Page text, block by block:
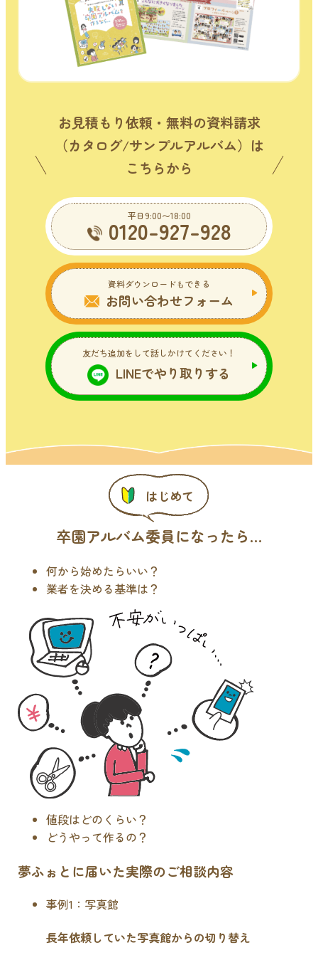
お見積もり依頼・無料の資料請求
（カタログ/サンプルアルバム）は
こちらから
平日9:00〜18:00
0120-927-928
資料ダウンロードもできる
お問い合わせフォーム
友だち追加をして話しかけてください！
LINEでやり取りする
はじめて
卒園アルバム委員になったら…
何から始めたらいい？
業者を決める基準は？
値段はどのくらい？
どうやって作るの？
夢ふぉとに届いた実際のご相談内容
事例1：写真館
長年依頼していた写真館からの切り替え